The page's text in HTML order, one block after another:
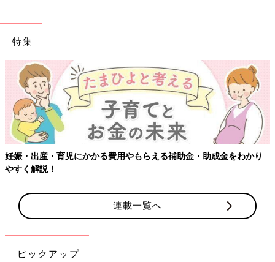
特集
妊娠・出産・育児にかかる費用やもらえる補助金・助成金をわかり
やすく解説！
連載一覧へ
ピックアップ